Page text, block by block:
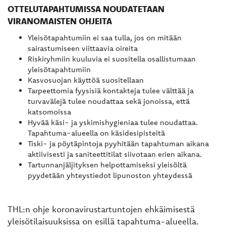
OTTELUTAPAHTUMISSA NOUDATETAAN
VIRANOMAISTEN OHJEITA
Yleisötapahtumiin ei saa tulla, jos on mitään
sairastumiseen viittaavia oireita
Riskiryhmiin kuuluvia ei suositella osallistumaan
yleisötapahtumiin
Kasvosuojan käyttöä suositellaan
Tarpeettomia fyysisiä kontakteja tulee välttää ja
turvavälejä tulee noudattaa sekä jonoissa, että
katsomoissa
Hyvää käsi- ja yskimishygieniaa tulee noudattaa.
Tapahtuma-alueella on käsidesipisteitä
Tiski- ja pöytäpintoja pyyhitään tapahtuman aikana
aktiivisesti ja saniteettitilat siivotaan erien aikana.
Tartunnanjäljityksen helpottamiseksi yleisöltä
pyydetään yhteystiedot lipunoston yhteydessä
THL:n ohje koronavirustartuntojen ehkäimisestä
yleisötilaisuuksissa on esillä tapahtuma-alueella.